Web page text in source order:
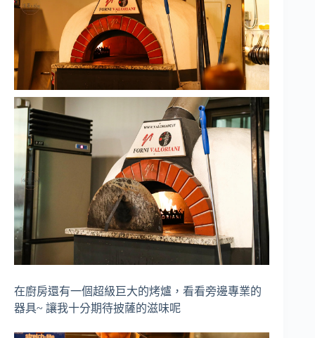
在廚房還有一個超級巨大的烤爐，看看旁邊專業的
器具~ 讓我十分期待披薩的滋味呢